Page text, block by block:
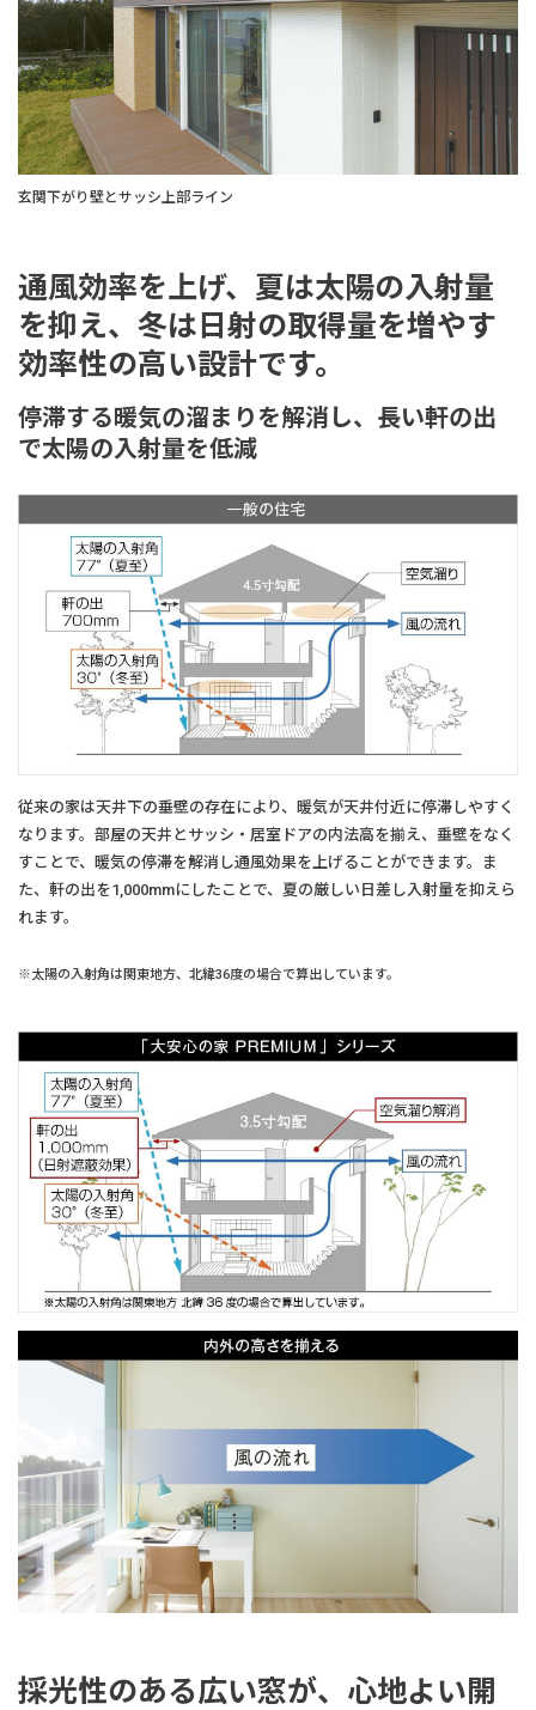
玄関下がり壁とサッシ上部ライン
通風効率を上げ、夏は太陽の入射量
を抑え、冬は日射の取得量を増やす
効率性の高い設計です。
停滞する暖気の溜まりを解消し、長い軒の出
で太陽の入射量を低減
従来の家は天井下の垂壁の存在により、暖気が天井付近に停滞しやすく
なります。部屋の天井とサッシ・居室ドアの内法高を揃え、垂壁をなく
すことで、暖気の停滞を解消し通風効果を上げることができます。ま
た、軒の出を1,000mmにしたことで、夏の厳しい日差し入射量を抑えら
れます。
※太陽の入射角は関東地方、北緯36度の場合で算出しています。
採光性のある広い窓が、心地よい開